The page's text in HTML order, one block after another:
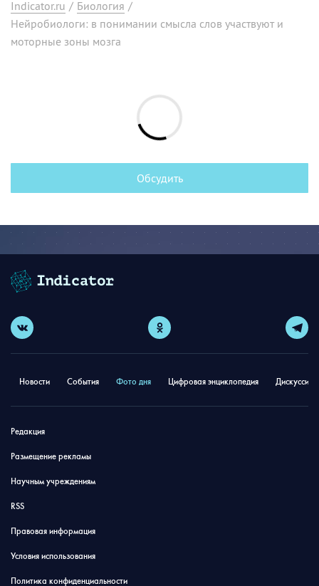
Indicator.ru / Биология /
Нейробиологи: в понимании смысла слов участвуют и
моторные зоны мозга
Обсудить
Новости События Фото дня Цифровая энциклопедия
Редакция
Размещение рекламы
Научным учреждениям
RSS
Правовая информация
Условия использования
Политика конфиденциальности